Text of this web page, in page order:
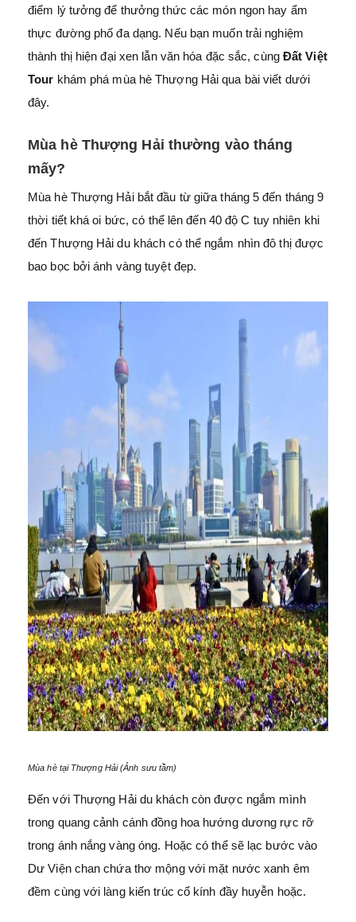
điểm lý tưởng để thưởng thức các món ngon hay ẩm
thực đường phố đa dạng. Nếu bạn muốn trải nghiệm
thành thị hiện đại xen lẫn văn hóa đặc sắc, cùng Đất Việt
Tour khám phá mùa hè Thượng Hải qua bài viết dưới
đây.
Mùa hè Thượng Hải thường vào tháng
mấy?
Mùa hè Thượng Hải bắt đầu từ giữa tháng 5 đến tháng 9
thời tiết khá oi bức, có thể lên đến 40 độ C tuy nhiên khi
đến Thượng Hải du khách có thể ngắm nhìn đô thị được
bao bọc bởi ánh vàng tuyệt đẹp.
Mùa hè tại Thượng Hải (Ảnh sưu tầm)
Đến với Thượng Hải du khách còn được ngắm mình
trong quang cảnh cánh đồng hoa hướng dương rực rỡ
trong ánh nắng vàng óng. Hoặc có thể sẽ lạc bước vào
Dư Viện chan chứa thơ mộng với mặt nước xanh êm
đềm cùng với làng kiến trúc cổ kính đầy huyễn hoặc.